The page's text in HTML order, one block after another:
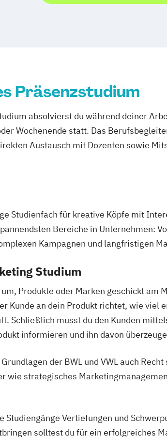
Präsenzstudium
absolvierst du während deiner
Wochenende statt. Das
Austausch mit Dozenten sowie
Studienfach für kreative Köpfe mit
Bereiche in Unternehmen:
Kampagnen und langfristigen
Studium
Produkte oder Marken geschickt am
Kunde an dein Produkt richtet, wie viel
Schließlich musst du den Kunden
informieren und ihn davon
der BWL und VWL auch
wie strategisches
Studiengänge Vertiefungen und
solltest du für ein erfolgreiches